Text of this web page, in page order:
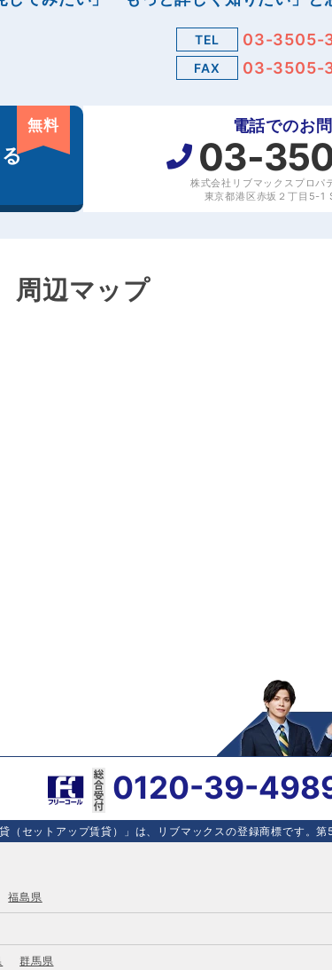
TEL 03-3505-
FAX 03-3505-
無料 電話でのお
03-
株式会社リブマックスプロパ
東京都港区赤坂２丁目5-1
周辺マップ
0120-39-
（セットアップ賃貸）」は、リブマックスの登録商標です。
福島県
群馬県